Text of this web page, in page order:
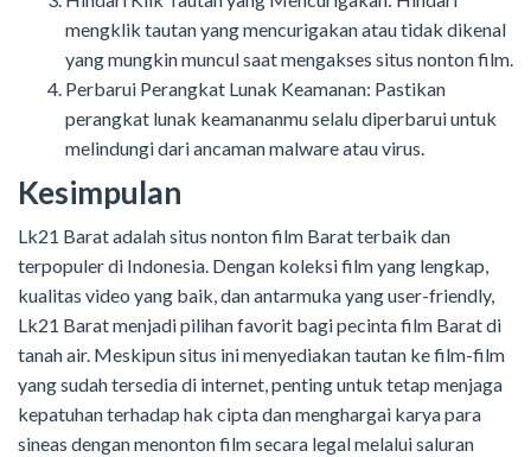
mengklik tautan yang mencurigakan atau tidak dikenal
yang mungkin muncul saat mengakses situs nonton film.
Perbarui Perangkat Lunak Keamanan: Pastikan
perangkat lunak keamananmu selalu diperbarui untuk
melindungi dari ancaman malware atau virus.
Kesimpulan
Lk21 Barat adalah situs nonton film Barat terbaik dan
terpopuler di Indonesia. Dengan koleksi film yang lengkap,
kualitas video yang baik, dan antarmuka yang user-friendly,
Lk21 Barat menjadi pilihan favorit bagi pecinta film Barat di
tanah air. Meskipun situs ini menyediakan tautan ke film-film
yang sudah tersedia di internet, penting untuk tetap menjaga
kepatuhan terhadap hak cipta dan menghargai karya para
sineas dengan menonton film secara legal melalui saluran